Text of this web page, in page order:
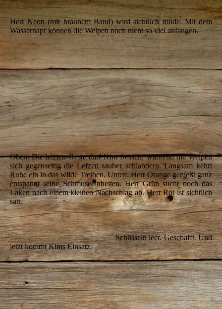
IMG_5640
Herr Neon (mit braunem Band) wird sichtlich müde. Mit dem
Wassernapf können die Welpen noch nicht so viel anfangen.
IMG_5644
IMG_5647
IMG_5650
IMG_5653
IMG_5654_1
IMG_5655
Oben: Die letzten Reste darf Kim fressen,während die Welpen
sich gegenseitig die Lefzen sauber schlabbern.Langsam kehrt
Ruhe ein in das wilde Treiben. Unten: Herr Orange genießt ganz
entspannt seine Schmuseeinheiten.Herr Grün sucht noch das
Laken nach einem kleinen Nachschlag ab.Herr Rot ist sichtlich
satt.
Schüsseln leer. Geschafft. Und
jetzt kommt Kims Einsatz.
IMG_5656
IMG_5662
IMG_5664